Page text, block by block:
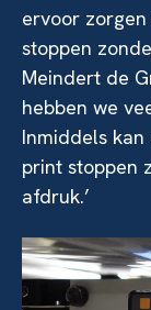
ervoor
stoppen
Meindert de
hebben we
Inmiddels
print stoppen
afdruk.’